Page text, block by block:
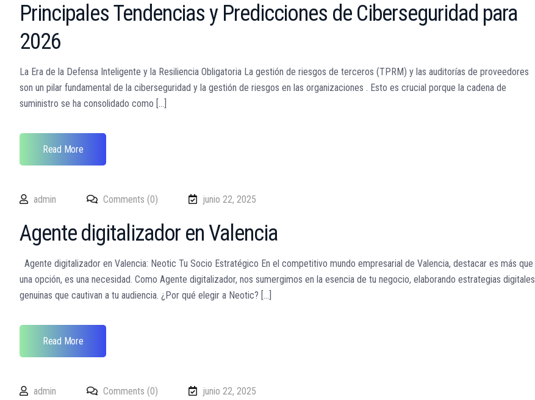
Principales Tendencias y Predicciones de Ciberseguridad para
2026
La Era de la Defensa Inteligente y la Resiliencia Obligatoria La gestión de riesgos de terceros (TPRM) y las auditorías de proveedores
son un pilar fundamental de la ciberseguridad y la gestión de riesgos en las organizaciones . Esto es crucial porque la cadena de
suministro se ha consolidado como [...]
Read More
admin Comments (0) junio 22, 2025
Agente digitalizador en Valencia
Agente digitalizador en Valencia: Neotic Tu Socio Estratégico En el competitivo mundo empresarial de Valencia, destacar es más que
una opción, es una necesidad. Como Agente digitalizador, nos sumergimos en la esencia de tu negocio, elaborando estrategias digitales
genuinas que cautivan a tu audiencia. ¿Por qué elegir a Neotic? [...]
Read More
admin Comments (0) junio 22, 2025